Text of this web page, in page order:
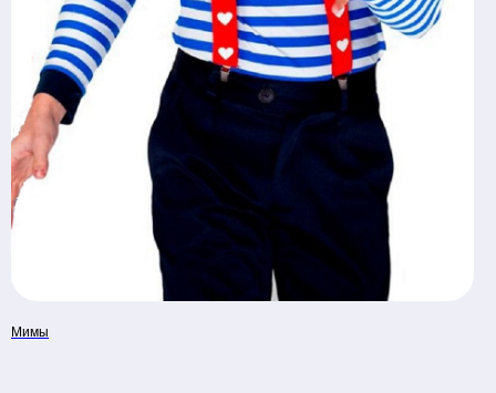
Мимы
Детские праздники
+375 29 669 09 49
Взрослые праздники
+375 29 679 75 09
+375 33 669 00 00
Аренда костюмов
+375 25 905 67 07
e-mail: jokers.by@gmail.com
работы:
Минск, Беларусь ул.
6/2 этаж цокольный
Контакты
О нас
Отзывы